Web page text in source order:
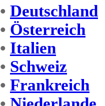
• Deutschland
• Österreich
• Italien
• Schweiz
• Frankreich